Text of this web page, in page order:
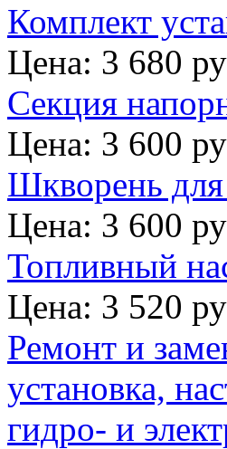
Комплект
Цена: 3 680
Секция
Цена: 3 600
Шкворень для
Цена: 3 600
Топливный
Цена: 3 520
Ремонт и
установка,
гидро- и